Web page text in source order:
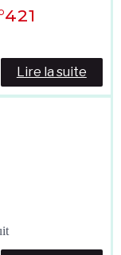
Lire la suite